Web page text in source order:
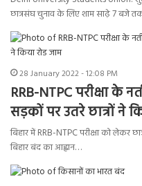
छात्रसंघ चुनाव के लिए शाम साढ़े 7 बजे
28 January 2022 - 12:08 PM
RRB-NTPC परीक्षा
सड़कों पर उतरे छात्रों ने
बिहार में RRB-NTPC परीक्षा को लेकर
बिहार बंद का आह्वान…